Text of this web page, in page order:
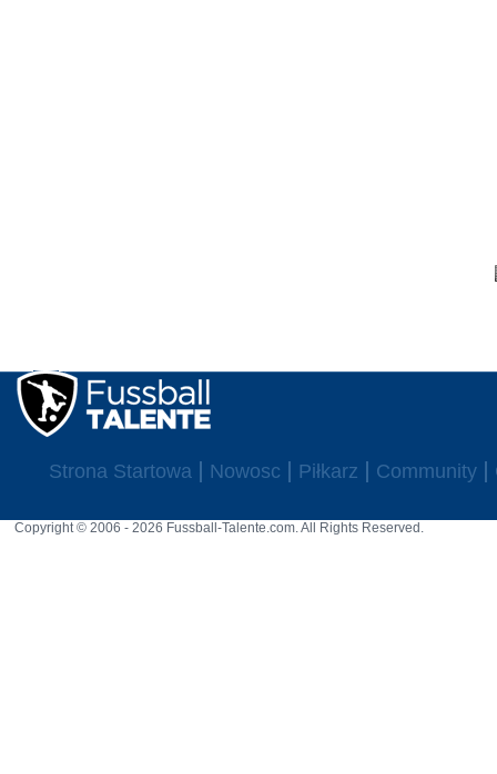
Strona Startowa Nowosc Piłkarz Community
Copyright © 2006 - 2026 Fussball-Talente.com. All Rights Reserved.